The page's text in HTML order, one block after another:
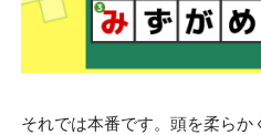
それでは本番です。頭を柔らか